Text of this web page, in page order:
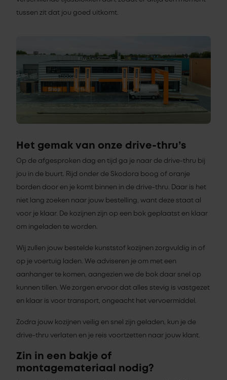
tussen zit dat jou goed uitkomt.
Het gemak van onze drive-thru’s
Op de afgesproken dag en tijd ga je naar de drive-thru bij
jou in de buurt. Rijd onder de Skodora boog of oranje
borden door en je komt binnen in de drive-thru. Daar is het
niet lang zoeken naar jouw bestelling, want deze staat al
voor je klaar. De kozijnen zijn op een bok geplaatst en klaar
om ingeladen te worden.
Wij zullen jouw bestelde kunststof kozijnen zorgvuldig in of
op je voertuig laden. We adviseren je om met een
aanhanger te komen, aangezien we de bok daar snel op
kunnen tillen. We zorgen ervoor dat alles stevig is vastgezet
en klaar is voor transport, ongeacht het vervoermiddel.
Zodra jouw kozijnen veilig en snel zijn geladen, kun je de
drive-thru verlaten en je reis voortzetten naar jouw klant.
Zin in een bakje of
montagemateriaal nodig?